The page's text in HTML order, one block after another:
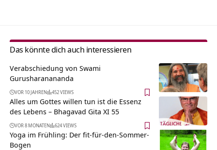
Das könnte dich auch interessieren
Verabschiedung von Swami
Gurusharanananda
VOR 10 JAHREN 452 VIEWS
Alles um Gottes willen tun ist die Essenz
des Lebens – Bhagavad Gita XI 55
VOR 8 MONATEN 624 VIEWS
Yoga im Frühling: Der fit-für-den-Sommer-
Bogen